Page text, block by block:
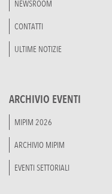
NEWSROOM
CONTATTI
ULTIME NOTIZIE
ARCHIVIO EVENTI
MIPIM 2026
ARCHIVIO MIPIM
EVENTI SETTORIALI